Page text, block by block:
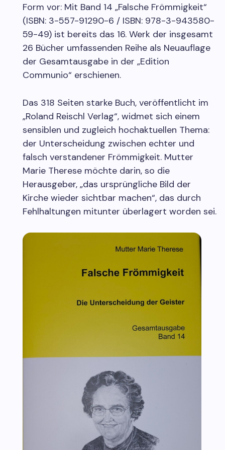
Form vor: Mit Band 14 „Falsche Frömmigkeit“
(ISBN: 3-557-91290-6 / ISBN: 978-3-943580-
59-49) ist bereits das 16. Werk der insgesamt
26 Bücher umfassenden Reihe als Neuauflage
der Gesamtausgabe in der „Edition
Communio“ erschienen.
Das 318 Seiten starke Buch, veröffentlicht im
„Roland Reischl Verlag“, widmet sich einem
sensiblen und zugleich hochaktuellen Thema:
der Unterscheidung zwischen echter und
falsch verstandener Frömmigkeit. Mutter
Marie Therese möchte darin, so die
Herausgeber, „das ursprüngliche Bild der
Kirche wieder sichtbar machen“, das durch
Fehlhaltungen mitunter überlagert worden sei.